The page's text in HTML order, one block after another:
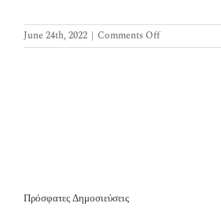
June 24th, 2022 | Comments Offon
Πρόσφατες Δημοσιεύσεις